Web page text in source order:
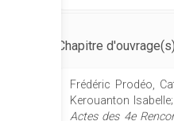
Chapitre d'ouvrage(s)
Frédéric Prodéo,
Kerouanton
Actes des 4e